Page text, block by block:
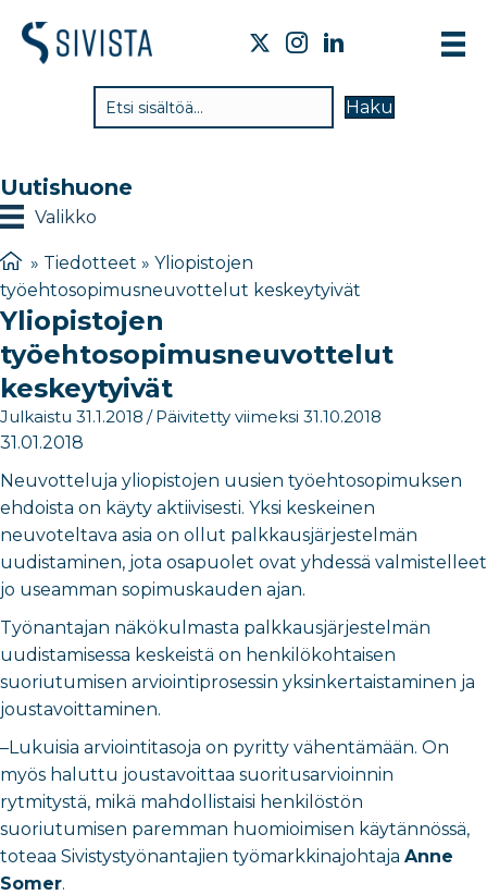
Haku
Uutishuone
Valikko
» Tiedotteet » Yliopistojen
työehtosopimusneuvottelut keskeytyivät
Yliopistojen
työehtosopimusneuvottelut
keskeytyivät
Julkaistu 31.1.2018 / Päivitetty viimeksi 31.10.2018
31.01.2018
Neuvotteluja yliopistojen uusien työehtosopimuksen
ehdoista on käyty aktiivisesti. Yksi keskeinen
neuvoteltava asia on ollut palkkausjärjestelmän
uudistaminen, jota osapuolet ovat yhdessä valmistelleet
jo useamman sopimuskauden ajan.
Työnantajan näkökulmasta palkkausjärjestelmän
uudistamisessa keskeistä on henkilökohtaisen
suoriutumisen arviointiprosessin yksinkertaistaminen ja
joustavoittaminen.
–Lukuisia arviointitasoja on pyritty vähentämään. On
myös haluttu joustavoittaa suoritusarvioinnin
rytmitystä, mikä mahdollistaisi henkilöstön
suoriutumisen paremman huomioimisen käytännössä,
toteaa Sivistystyönantajien työmarkkinajohtaja Anne
Somer.